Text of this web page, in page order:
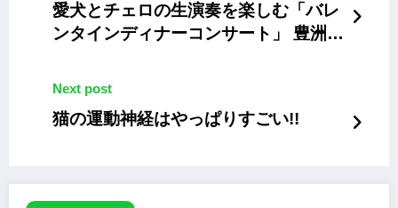
愛犬とチェロの生演奏を楽しむ「バレ
ンタインディナーコンサート」 豊洲で
Next post
猫の運動神経はやっぱりすごい!!